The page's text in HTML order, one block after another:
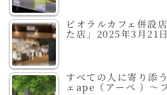
ビオラルカフェ併設
た店」2025年3月21
すべての人に寄り添
ェape（アーペ ）～